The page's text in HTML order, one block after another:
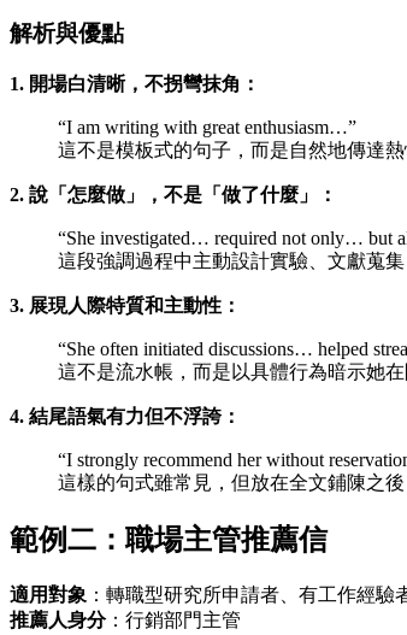
解析與優點
1. 開場白清晰，不拐彎抹角：
“I am writing with great enthusiasm…”
這不是模板式的句子，而是自然地傳達熱
2. 說「怎麼做」，不是「做了什麼」：
“She investigated… required not only… but
這段強調過程中主動設計實驗、文獻蒐
3. 展現人際特質和主動性：
“She often initiated discussions… helped
這不是流水帳，而是以具體行為暗示她
4. 結尾語氣有力但不浮誇：
“I strongly recommend her without
這樣的句式雖常見，但放在全文鋪陳之後
範例二：職場主管推薦信
適用對象 ：轉職型研究所申請者、有工作經驗
推薦人身分：行銷部門主管